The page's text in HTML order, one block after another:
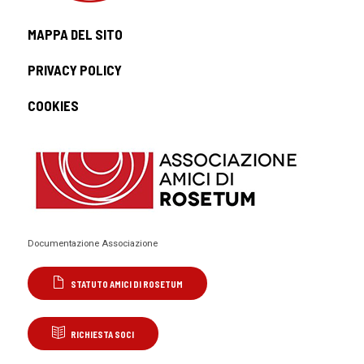
MAPPA DEL SITO
PRIVACY POLICY
COOKIES
Documentazione Associazione
STATUTO AMICI DI ROSETUM
RICHIESTA SOCI